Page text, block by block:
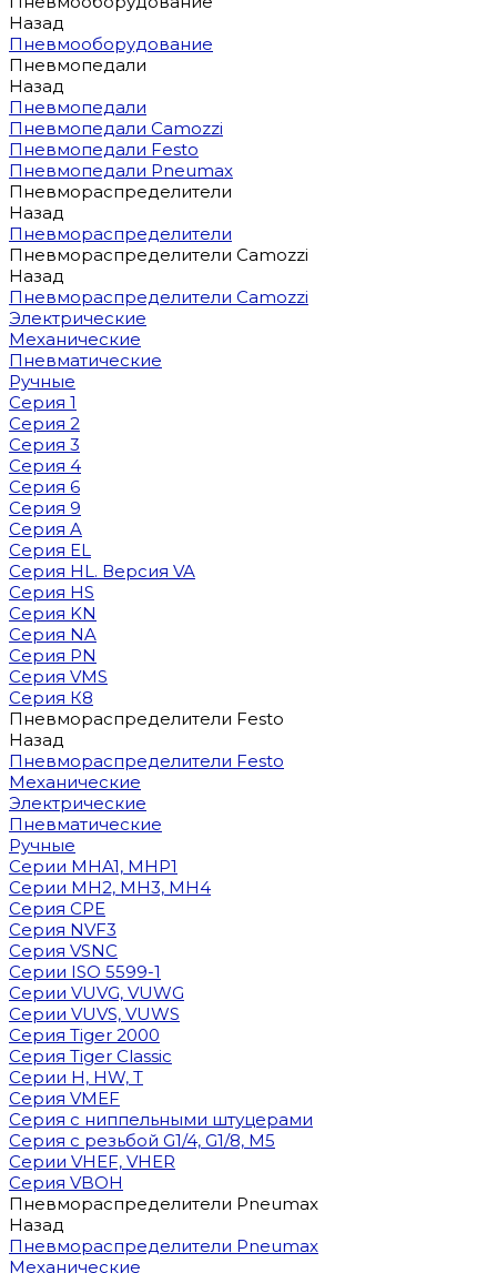
Назад
Пневмооборудование
Пневмопедали
Назад
Пневмопедали
Пневмопедали Camozzi
Пневмопедали Festo
Пневмопедали Pneumax
Пневмораспределители
Назад
Пневмораспределители
Пневмораспределители Camozzi
Назад
Пневмораспределители Camozzi
Электрические
Механические
Пневматические
Ручные
Серия 1
Серия 2
Серия 3
Серия 4
Серия 6
Серия 9
Серия A
Серия EL
Серия HL. Версия VA
Серия HS
Серия KN
Серия NA
Серия PN
Серия VMS
Серия К8
Пневмораспределители Festo
Назад
Пневмораспределители Festo
Механические
Электрические
Пневматические
Ручные
Cерии MHA1, MHP1
Cерии MH2, MH3, MH4
Cерия CPE
Серия NVF3
Серия VSNC
Серии ISO 5599-1
Серии VUVG, VUWG
Серии VUVS, VUWS
Серия Tiger 2000
Серия Tiger Classic
Серии H, HW, T
Серия VMEF
Серия с ниппельными штуцерами
Серия с резьбой G1/4, G1/8, М5
Серии VHEF, VHER
Серия VBOH
Пневмораспределители Pneumax
Назад
Пневмораспределители Pneumax
Механические